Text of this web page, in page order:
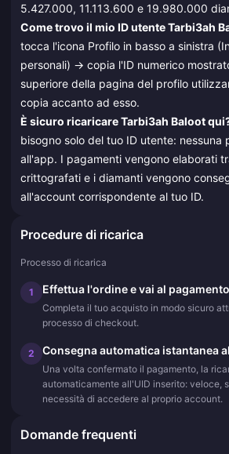
5.427.000, 11.113.600 e 19.980.000
Come trovo il mio ID utente Tarbi3ah
tocca l'icona Profilo in basso a sinistra
personali) → copia l'ID numerico
superiore della pagina del profilo
copia accanto ad esso.
È sicuro ricaricare Tarbi3ah Baloot
bisogno solo del tuo ID utente: nessuna
all'app. I pagamenti vengono elaborati
crittografati e i diamanti vengono
all'account corrispondente al tuo ID.
Procedure di ricarica
Processo di ricarica
1 Effettua l'ordine e vai al pagamento
Completa il tuo acquisto in modo sicuro
processo di checkout.
2 Consegna automatica istantanea
Una volta confermato il pagamento, la
automaticamente all'UID inserito: veloce,
necessità di accedere al proprio account.
Domande frequenti